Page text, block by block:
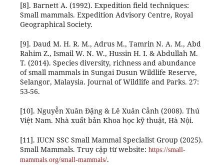
[8]. Barnett A. (1992). Expedition field techniques:
Small mammals. Expedition Advisory Centre, Royal
Geographical Society.
[9]. Daud M. H. R. M., Adrus M., Tamrin N. A. M., Abd
Rahim Z., Ismail W. N. W., Hussin H. I. & Abdullah M.
T. (2014). Species diversity, richness and abundance
of small mammals in Sungai Dusun Wildlife Reserve,
Selangor, Malaysia. Journal of Wildlife and Parks. 27:
53-56.
[10]. Nguyễn Xuân Đặng & Lê Xuân Cảnh (2008). Thú
Việt Nam. Nhà xuất bản Khoa học kỹ thuật, Hà Nội.
[11]. IUCN SSC Small Mammal Specialist Group (2025).
Small Mammals. Truy cập từ website: https://small-
mammals.org/small-mammals/.